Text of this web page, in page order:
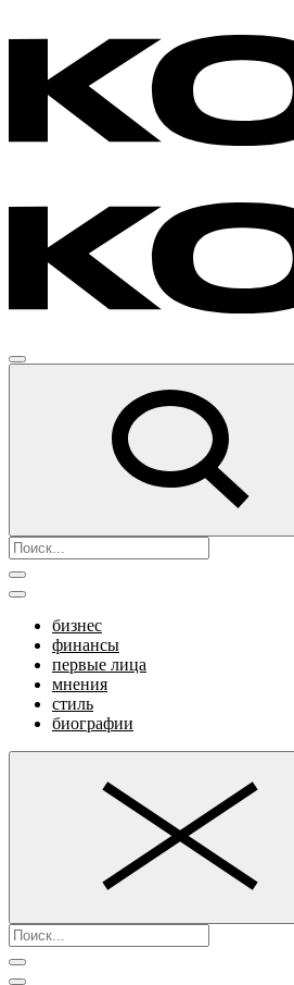
бизнес
финансы
первые лица
мнения
стиль
биографии